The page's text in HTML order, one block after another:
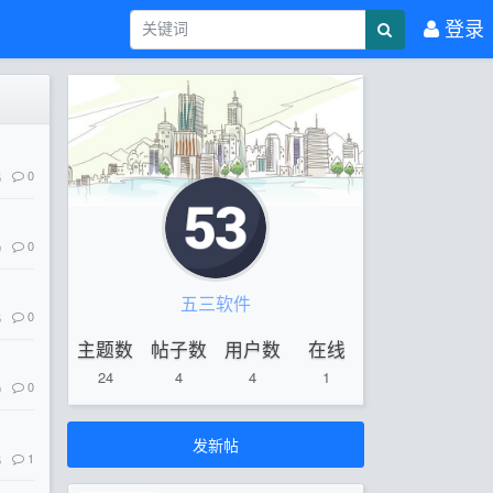
登录
0
0
0
0
1
五三软件
主题数
24
帖子数
4
用户数
4
在线
1
发新帖